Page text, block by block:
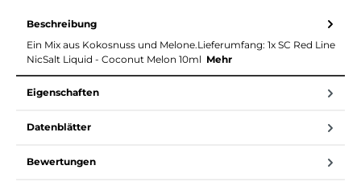
Beschreibung
Ein Mix aus Kokosnuss und Melone.Lieferumfang: 1x SC Red Line
NicSalt Liquid - Coconut Melon 10ml Mehr
Eigenschaften
Datenblätter
Bewertungen